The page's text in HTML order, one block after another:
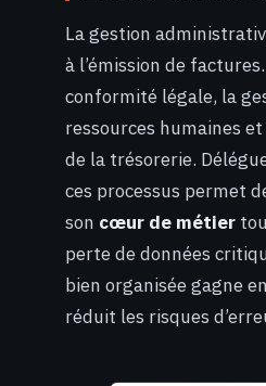
La gestion
à l’émission de
conformité légale, la
ressources humaines
de la trésorerie.
ces processus permet
son cœur de métier
perte de données
bien organisée gagne
réduit les risques